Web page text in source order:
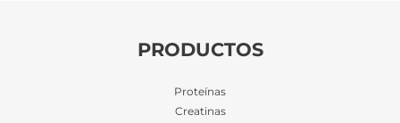
PRODUCTOS
Proteínas
Creatinas